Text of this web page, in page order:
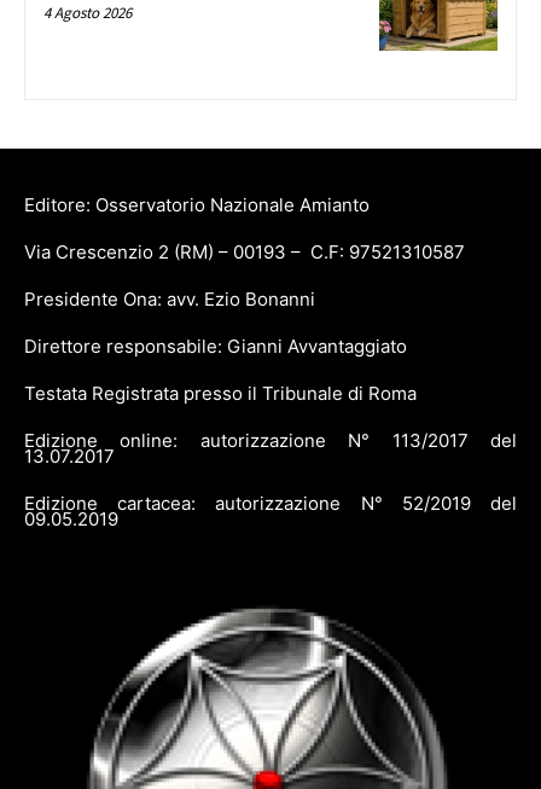
4 Agosto 2026
Editore: Osservatorio Nazionale Amianto
Via Crescenzio 2 (RM) – 00193 – C.F: 97521310587
Presidente Ona: avv. Ezio Bonanni
Direttore responsabile: Gianni Avvantaggiato
Testata Registrata presso il Tribunale di Roma
Edizione online: autorizzazione N° 113/2017 del
13.07.2017
Edizione cartacea: autorizzazione N° 52/2019 del
09.05.2019